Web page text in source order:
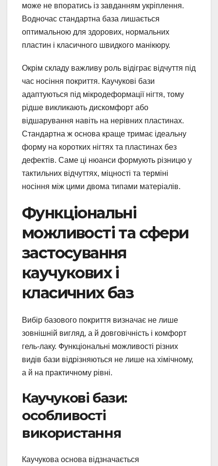
може не впоратись із завданням укріплення.
Водночас стандартна база лишається
оптимальною для здорових, нормальних
пластин і класичного швидкого манікюру.
Окрім складу важливу роль відіграє відчуття під
час носіння покриття. Каучукові бази
адаптуються під мікродеформації нігтя, тому
рідше викликають дискомфорт або
відшарування навіть на нерівних пластинах.
Стандартна ж основа краще тримає ідеальну
форму на коротких нігтях та пластинах без
дефектів. Саме ці нюанси формують різницю у
тактильних відчуттях, міцності та терміні
носіння між цими двома типами матеріалів.
Функціональні
можливості та сфери
застосування
каучукових і
класичних баз
Вибір базового покриття визначає не лише
зовнішній вигляд, а й довговічність і комфорт
гель-лаку. Функціональні можливості різних
видів бази відрізняються не лише на хімічному,
а й на практичному рівні.
Каучукові бази:
особливості
використання
Каучукова основа відзначається